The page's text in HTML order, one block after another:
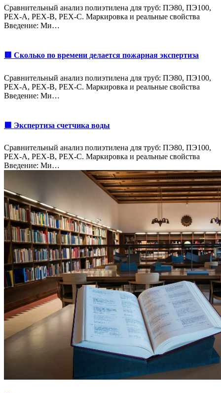
Сравнительный анализ полиэтилена для труб: ПЭ80, ПЭ100,
PEX-A, PEX-B, PEX-C. Маркировка и реальные свойства
Введение: Ми…
🟥 Сколько по времени делается пожарная экспертиза
Сравнительный анализ полиэтилена для труб: ПЭ80, ПЭ100,
PEX-A, PEX-B, PEX-C. Маркировка и реальные свойства
Введение: Ми…
🟩 Экспертиза счетчика воды
Сравнительный анализ полиэтилена для труб: ПЭ80, ПЭ100,
PEX-A, PEX-B, PEX-C. Маркировка и реальные свойства
Введение: Ми…